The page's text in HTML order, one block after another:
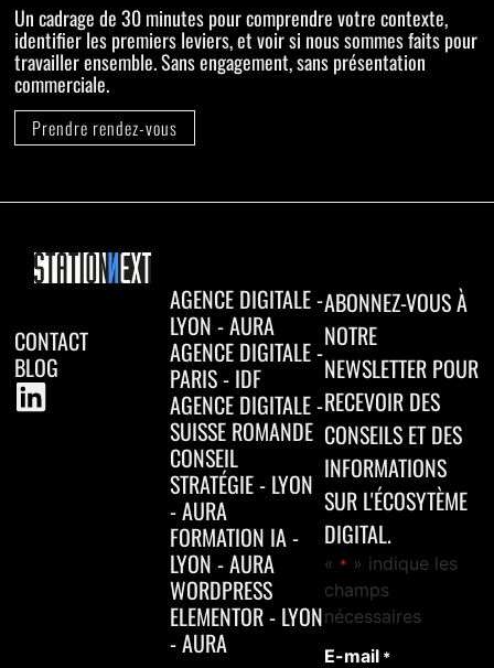
Prendre rendez-vous
Un cadrage de 30 minutes pour comprendre votre contexte,
identifier les premiers leviers, et voir si nous sommes faits pour
travailler ensemble. Sans engagement, sans présentation
commerciale.
CONTACT
BLOG
AGENCE DIGITALE -
LYON - AURA
AGENCE DIGITALE -
PARIS - IDF
AGENCE DIGITALE -
SUISSE ROMANDE
CONSEIL
STRATÉGIE - LYON
- AURA
FORMATION IA -
LYON - AURA
WORDPRESS
ELEMENTOR - LYON
- AURA
ABONNEZ-VOUS À
NOTRE
NEWSLETTER POUR
RECEVOIR DES
CONSEILS ET DES
INFORMATIONS
SUR L'ÉCOSYTÈME
DIGITAL.
« * » indique les
champs
nécessaires
E-mail *